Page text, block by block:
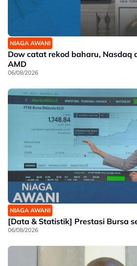
NIAGA AWANI
Dow catat rekod baharu, Nasdaq
AMD
06/08/2026
NIAGA AWANI
[Data & Statistik] Prestasi Bursa
06/08/2026